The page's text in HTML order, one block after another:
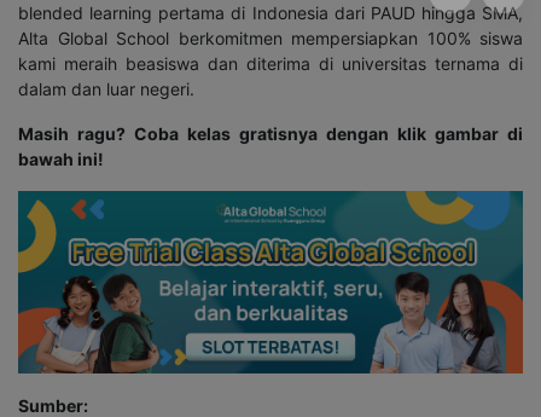
blended learning pertama di Indonesia dari PAUD hingga SMA,
Alta Global School berkomitmen mempersiapkan 100% siswa
kami meraih beasiswa dan diterima di universitas ternama di
dalam dan luar negeri.
Masih ragu? Coba kelas gratisnya dengan klik gambar di
bawah ini!
Sumber: